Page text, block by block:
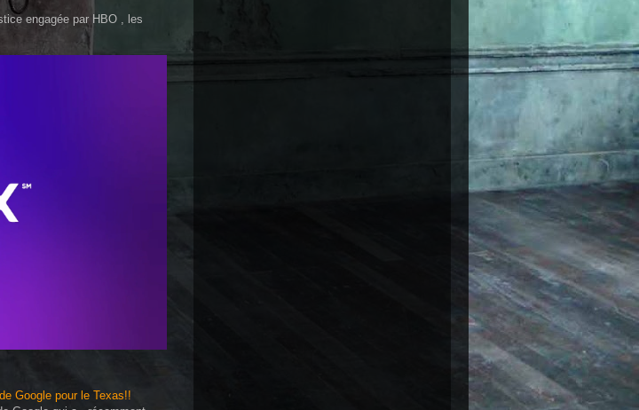
engagée par HBO , les
Google pour le Texas!!